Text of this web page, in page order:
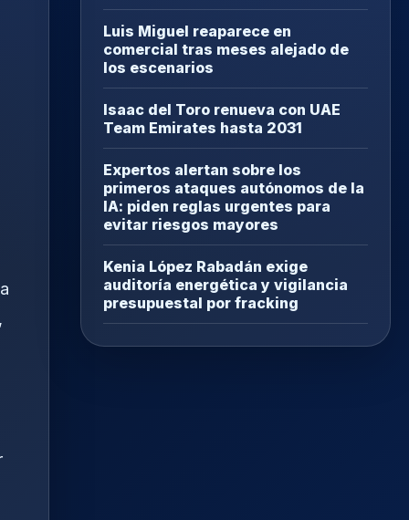
Luis Miguel reaparece en
comercial tras meses alejado de
los escenarios
Isaac del Toro renueva con UAE
Team Emirates hasta 2031
Expertos alertan sobre los
primeros ataques autónomos de la
IA: piden reglas urgentes para
evitar riesgos mayores
Kenia López Rabadán exige
auditoría energética y vigilancia
presupuestal por fracking